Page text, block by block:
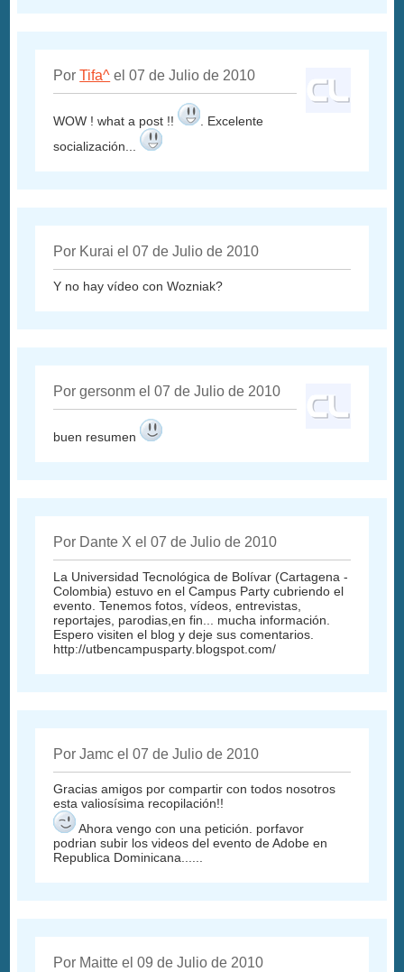
PorTifa^ el 07 de Julio de 2010
WOW ! what a post !!
. Excelente
socialización...
Por Kurai el 07 de Julio de 2010
Y no hay vídeo con Wozniak?
Por gersonm el 07 de Julio de 2010
buen resumen
Por Dante X el 07 de Julio de 2010
La Universidad Tecnológica de Bolívar (Cartagena -
Colombia) estuvo en el Campus Party cubriendo el
evento. Tenemos fotos, vídeos, entrevistas,
reportajes, parodias,en fin... mucha información.
Espero visiten el blog y deje sus comentarios.
http://utbencampusparty blogspot.com/
Por Jamc el 07 de Julio de 2010
Gracias amigos por compartir con todos nosotros
esta valiosísima recopilación!!
Ahora vengo con una petición. porfavor
podrian subir los videos del evento de Adobe en
Republica Dominicana......
Por Maitte el 09 de Julio de 2010